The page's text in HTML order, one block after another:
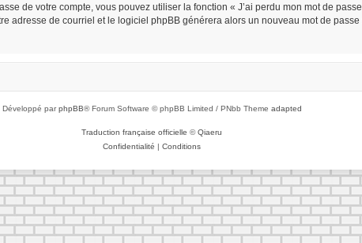
de votre compte, vous pouvez utiliser la fonction « J’ai perdu mon mot de
adresse de courriel et le logiciel phpBB générera alors un nouveau mot de
Développé parphpBB® Forum Software © phpBB Limited / PNbb Theme adapted
Traduction française officielle ©Qiaeru
Confidentialité | Conditions